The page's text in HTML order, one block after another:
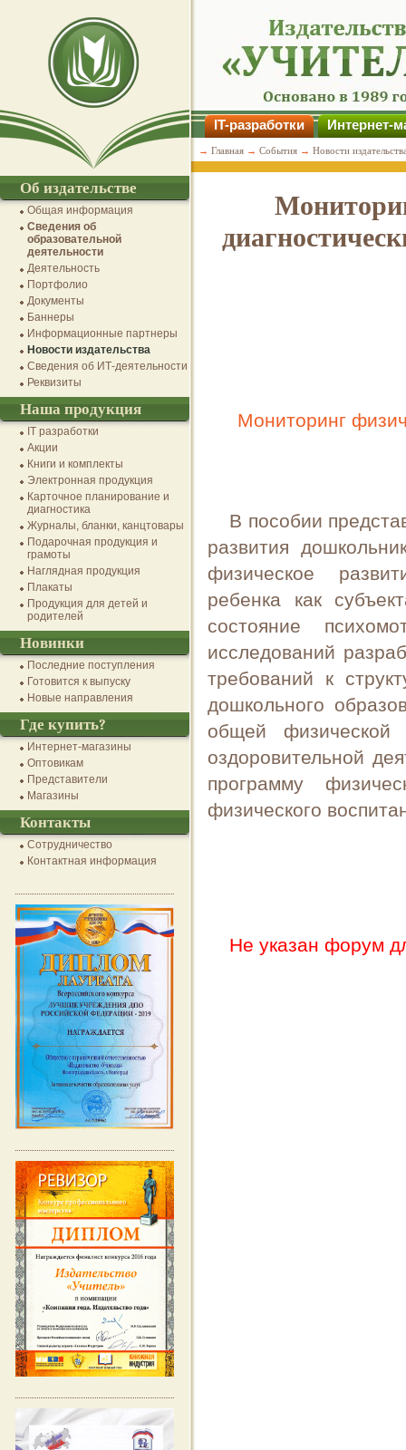
Мониторинг
В пособии
развития
физическое
ребенка как
состояние
исследований
требований к
дошкольного
общей физической
оздоровительной
программу
физического
Не указан форум
IT-разработки Интернет-
→ Главная → События → Новости
Об издательстве
Общая информация
Сведения об
образовательной
деятельности
Деятельность
Портфолио
Документы
Баннеры
Информационные партнеры
Новости издательства
Сведения об ИТ-деятельности
Реквизиты
Наша продукция
IT разработки
Акции
Книги и комплекты
Электронная продукция
Карточное планирование и
диагностика
Журналы, бланки, канцтовары
Подарочная продукция и
грамоты
Наглядная продукция
Плакаты
Продукция для детей и
родителей
Новинки
Последние поступления
Готовится к выпуску
Новые направления
Где купить?
Интернет-магазины
Оптовикам
Представители
Магазины
Контакты
Сотрудничество
Контактная информация